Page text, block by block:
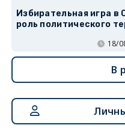
Избирательная игра
роль политического
18/
В